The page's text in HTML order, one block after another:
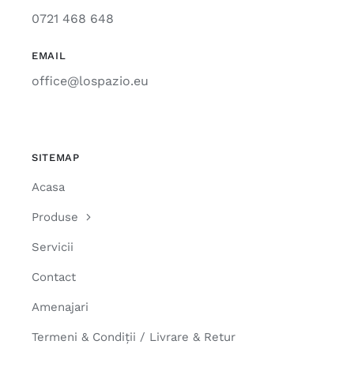
0721 468 648
EMAIL
office@lospazio.eu
SITEMAP
Acasa
Produse
Servicii
Contact
Amenajari
Termeni & Condiții / Livrare & Retur